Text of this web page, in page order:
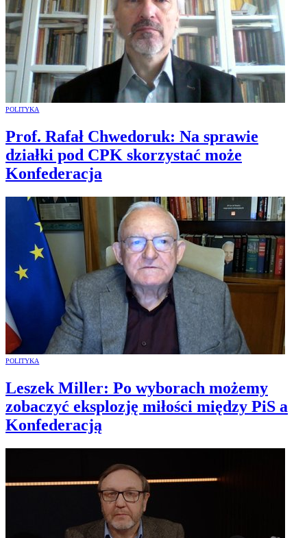
POLITYKA
Prof. Rafał Chwedoruk: Na sprawie
działki pod CPK skorzystać może
Konfederacja
POLITYKA
Leszek Miller: Po wyborach możemy
zobaczyć eksplozję miłości między PiS a
Konfederacją